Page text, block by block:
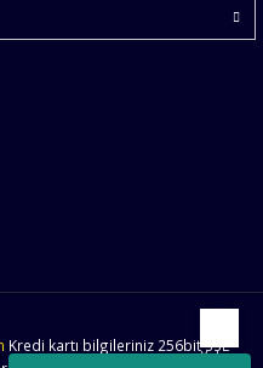
Kredi kartı bilgileriniz 256bit SSL
Yukarı